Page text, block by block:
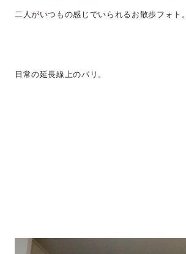
二人がいつもの感じでいられるお散歩フォト。
日常の延長線上のパリ。